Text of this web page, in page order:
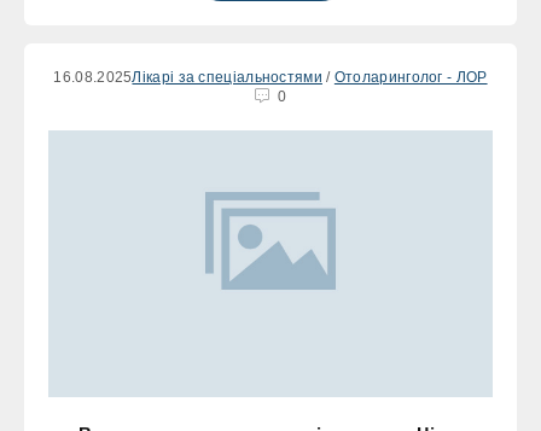
16.08.2025Лікарі за спеціальностями / Отоларинголог - ЛОР
0